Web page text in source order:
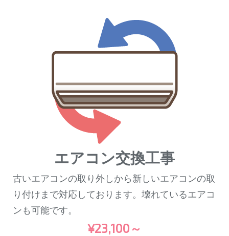
エアコン交換工事
古いエアコンの取り外しから新しいエアコンの取
り付けまで対応しております。壊れているエアコ
ンも可能です。
¥23,100～